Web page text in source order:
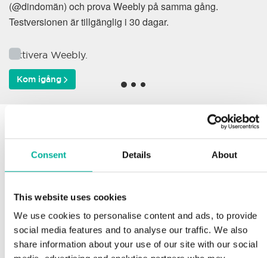
Consent Details About
This website uses cookies
We use cookies to personalise content and ads, to provide
social media features and to analyse our traffic. We also
share information about your use of our site with our social
(@dindomän) och prova Weebly på samma gång.
Testversionen är tillgänglig i 30 dagar.
Aktivera Weebly.
Kom igång
Varför väljer våra kunder
oss?
Support
Du förtjänar att ha de allra bästa